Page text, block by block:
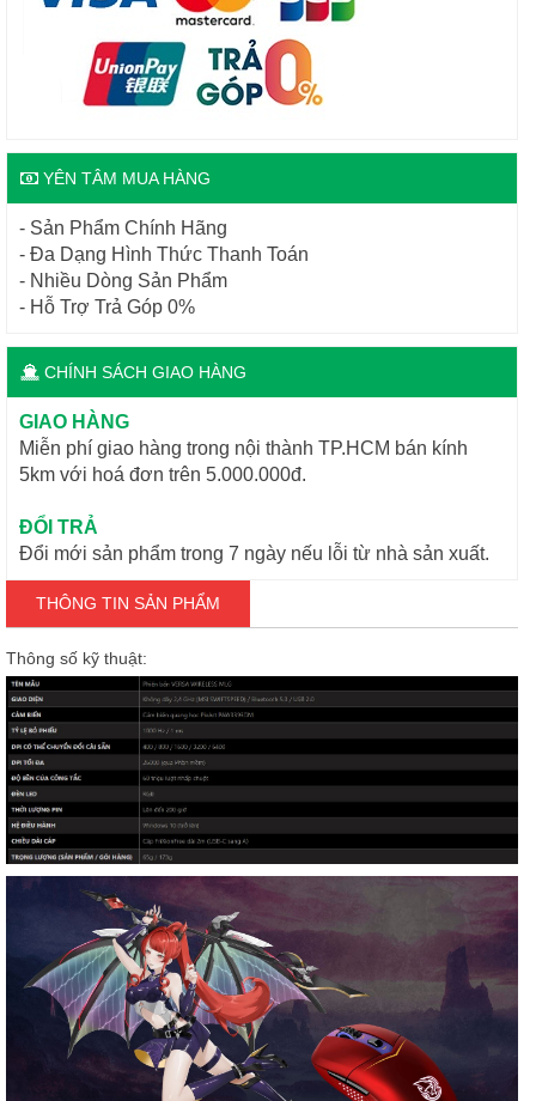
YÊN TÂM MUA HÀNG
- Sản Phẩm Chính Hãng
- Đa Dạng Hình Thức Thanh Toán
- Nhiều Dòng Sản Phẩm
- Hỗ Trợ Trả Góp 0%
CHÍNH SÁCH GIAO HÀNG
GIAO HÀNG
Miễn phí giao hàng trong nội thành TP.HCM bán kính
5km với hoá đơn trên 5.000.000đ.
ĐỔI TRẢ
Đổi mới sản phẩm trong 7 ngày nếu lỗi từ nhà sản xuất.
THÔNG TIN SẢN PHẨM
Thông số kỹ thuật: